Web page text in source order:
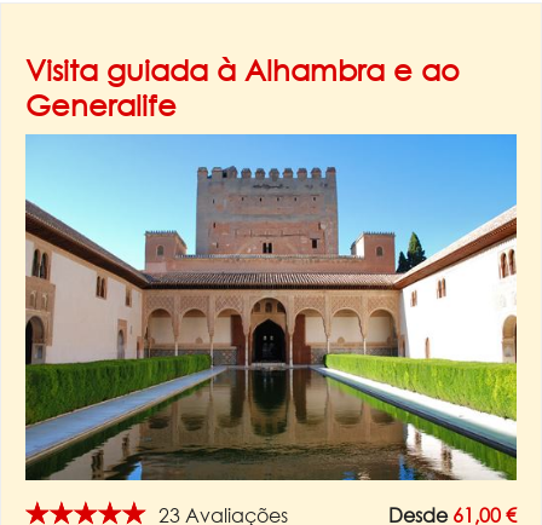
Visita guiada à Alhambra e ao
Generalife
★★★★★ 23 Avaliações Desde 61,00 €